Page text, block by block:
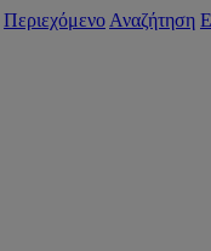
Περιεχόμενο Αναζήτηση